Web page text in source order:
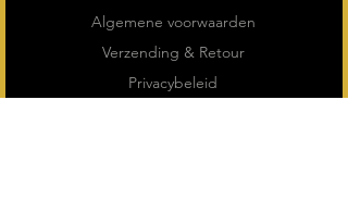
Algemene voorwaarden
Verzending & Retour
Privacybeleid